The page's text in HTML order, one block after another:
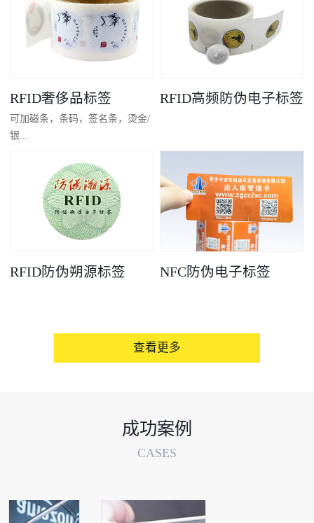
RFID奢侈品标签
可加磁条，条码，签名条，烫金/
银...
凸码，金/银底
RFID高频防伪电子标签
RFID防伪朔源标签 NFC防伪电子标签
查看更多
成功案例
CASES